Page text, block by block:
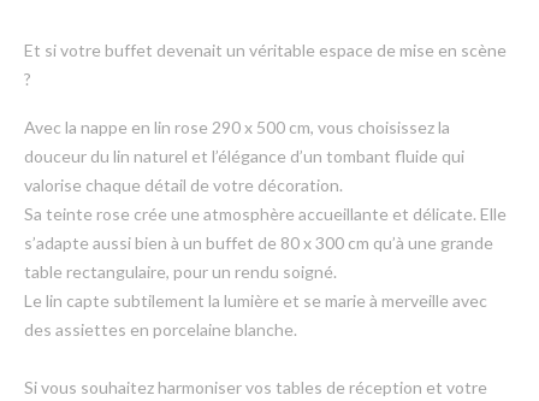
Et si votre buffet devenait un véritable espace de mise en scène
?
Avec la nappe en lin rose 290 x 500 cm, vous choisissez la
douceur du lin naturel et l’élégance d’un tombant fluide qui
valorise chaque détail de votre décoration.
Sa teinte rose crée une atmosphère accueillante et délicate. Elle
s’adapte aussi bien à un buffet de 80 x 300 cm qu’à une grande
table rectangulaire, pour un rendu soigné.
Le lin capte subtilement la lumière et se marie à merveille avec
des assiettes en porcelaine blanche.
Si vous souhaitez harmoniser vos tables de réception et votre